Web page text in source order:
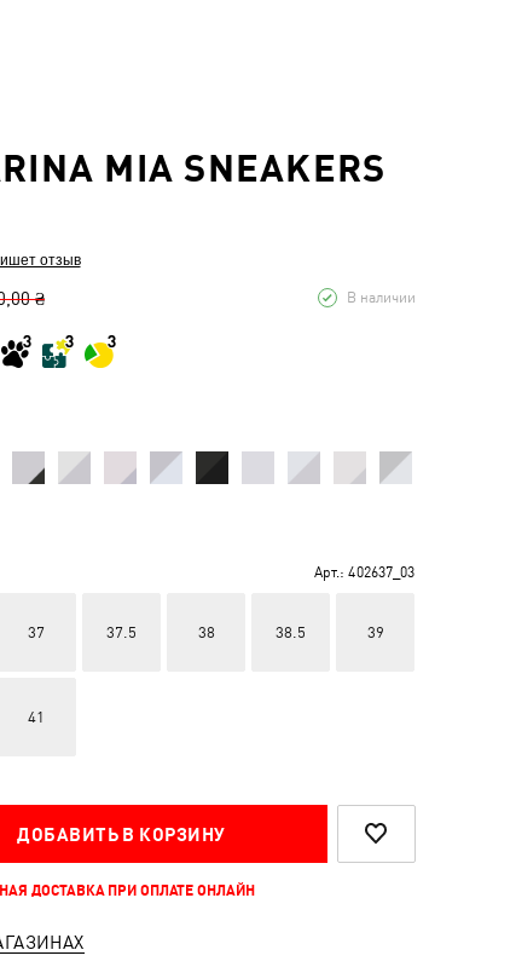
MIA SNEAKERS
отзыв
₴ В наличии
Арт.: 402637_03
37 37.5 38 38.5 39
41
ДОБАВИТЬ В КОРЗИНУ
ДОСТАВКА ПРИ ОПЛАТЕ ОНЛАЙН